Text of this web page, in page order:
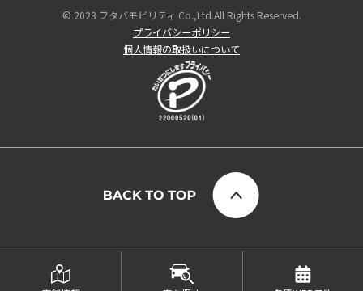
© 2023 フタバモビリティ Co.,Ltd.All Rights Reserved.
プライバシーポリシー
個人情報の取扱いについて